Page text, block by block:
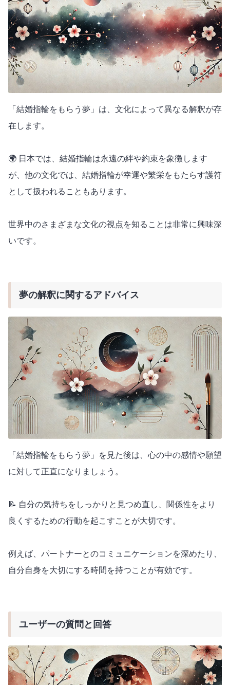
「結婚指輪をもらう夢」は、文化によって異なる解釈が存
在します。
🌍 日本では、結婚指輪は永遠の絆や約束を象徴します
が、他の文化では、結婚指輪が幸運や繁栄をもたらす護符
として扱われることもあります。
世界中のさまざまな文化の視点を知ることは非常に興味深
いです。
夢の解釈に関するアドバイス
「結婚指輪をもらう夢」を見た後は、心の中の感情や願望
に対して正直になりましょう。
📝 自分の気持ちをしっかりと見つめ直し、関係性をより
良くするための行動を起こすことが大切です。
例えば、パートナーとのコミュニケーションを深めたり、
自分自身を大切にする時間を持つことが有効です。
ユーザーの質問と回答